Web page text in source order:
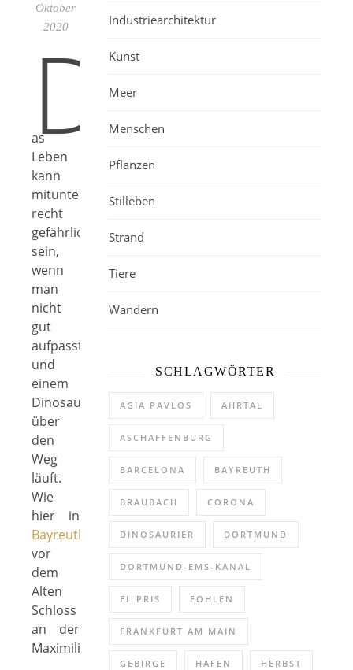
Oktober
2020
D
as
Leben
kann
mitunter
recht
gefährlich
sein,
wenn
man
nicht
gut
aufpasst
und
einem
Dinosaurier
über
den
Weg
läuft.
Wie
hier in
Bayreuth
vor
dem
Alten
Schloss
an der
Maximilianstraße.
Industriearchitektur
Kunst
Meer
Menschen
Pflanzen
Stilleben
Strand
Tiere
Wandern
SCHLAGWÖRTER
AGIA PAVLOS AHRTAL
ASCHAFFENBURG
BARCELONA BAYREUTH
BRAUBACH CORONA
DINOSAURIER DORTMUND
DORTMUND-EMS-KANAL
EL PRIS FOHLEN
FRANKFURT AM MAIN
GEBIRGE HAFEN HERBST